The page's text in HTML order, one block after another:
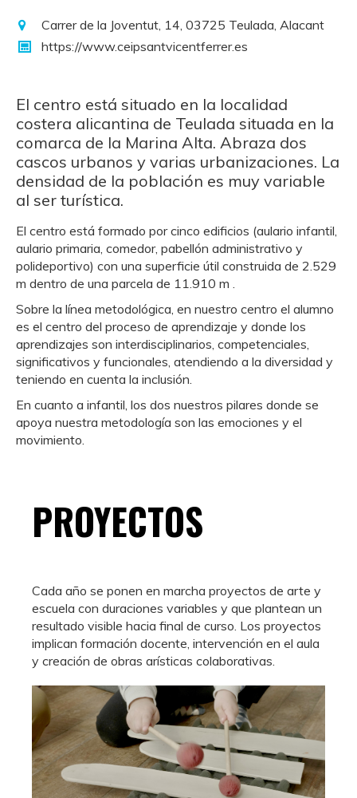
Carrer de la Joventut, 14, 03725 Teulada, Alacant
https://www.ceipsantvicentferrer.es
El centro está situado en la localidad
costera alicantina de Teulada situada en la
comarca de la Marina Alta. Abraza dos
cascos urbanos y varias urbanizaciones. La
densidad de la población es muy variable
al ser turística.
El centro está formado por cinco edificios (aulario infantil,
aulario primaria, comedor, pabellón administrativo y
polideportivo) con una superficie útil construida de 2.529
m dentro de una parcela de 11.910 m .
Sobre la línea metodológica, en nuestro centro el alumno
es el centro del proceso de aprendizaje y donde los
aprendizajes son interdisciplinarios, competenciales,
significativos y funcionales, atendiendo a la diversidad y
teniendo en cuenta la inclusión.
En cuanto a infantil, los dos nuestros pilares donde se
apoya nuestra metodología son las emociones y el
movimiento.
PROYECTOS
Cada año se ponen en marcha proyectos de arte y
escuela con duraciones variables y que plantean un
resultado visible hacia final de curso. Los proyectos
implican formación docente, intervención en el aula
y creación de obras arísticas colaborativas.